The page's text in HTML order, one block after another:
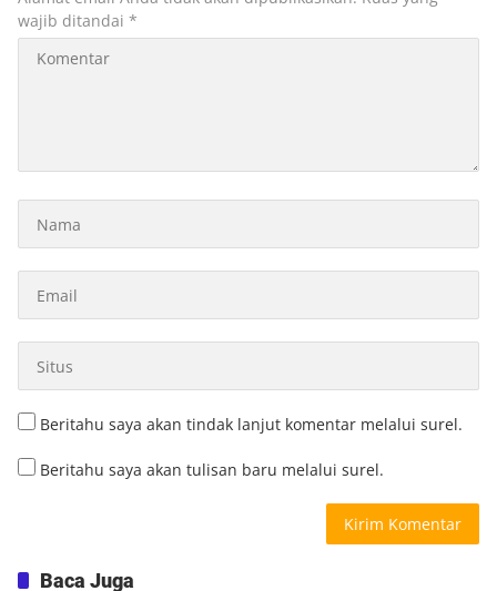
wajib ditandai *
Beritahu saya akan tindak lanjut komentar melalui surel.
Beritahu saya akan tulisan baru melalui surel.
Baca Juga